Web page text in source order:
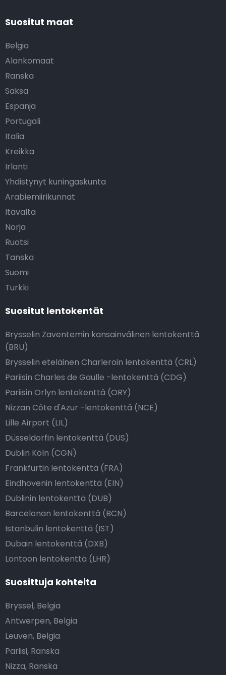
Suositut maat
Belgia
Alankomaat
Ranska
Saksa
Espanja
Portugali
Italia
Kreikka
Irlanti
Yhdistynyt kuningaskunta
Arabiemiirikunnat
Itävalta
Norja
Ruotsi
Tanska
Suomi
Turkki
Suositut lentokentät
Brysselin Zaventemin kansainvälinen lentokenttä
(BRU)
Brysselin eteläinen Charleroin lentokenttä (CRL)
Pariisin Charles de Gaulle -lentokenttä (CDG)
Pariisin Orlyn lentokenttä (ORY)
Nizzan Côte d'Azur -lentokenttä (NCE)
Lille Airport (LIL)
Düsseldorfin lentokenttä (DUS)
Dublin Köln (CGN)
Frankfurtin lentokenttä (FRA)
Eindhovenin lentokenttä (EIN)
Dublinin lentokenttä (DUB)
Barcelonan lentokenttä (BCN)
Istanbulin lentokenttä (IST)
Dubain lentokenttä (DXB)
Lontoon lentokenttä (LHR)
Suosittuja kohteita
Bryssel, Belgia
Antwerpen, Belgia
Leuven, Belgia
Pariisi, Ranska
Nizza, Ranska